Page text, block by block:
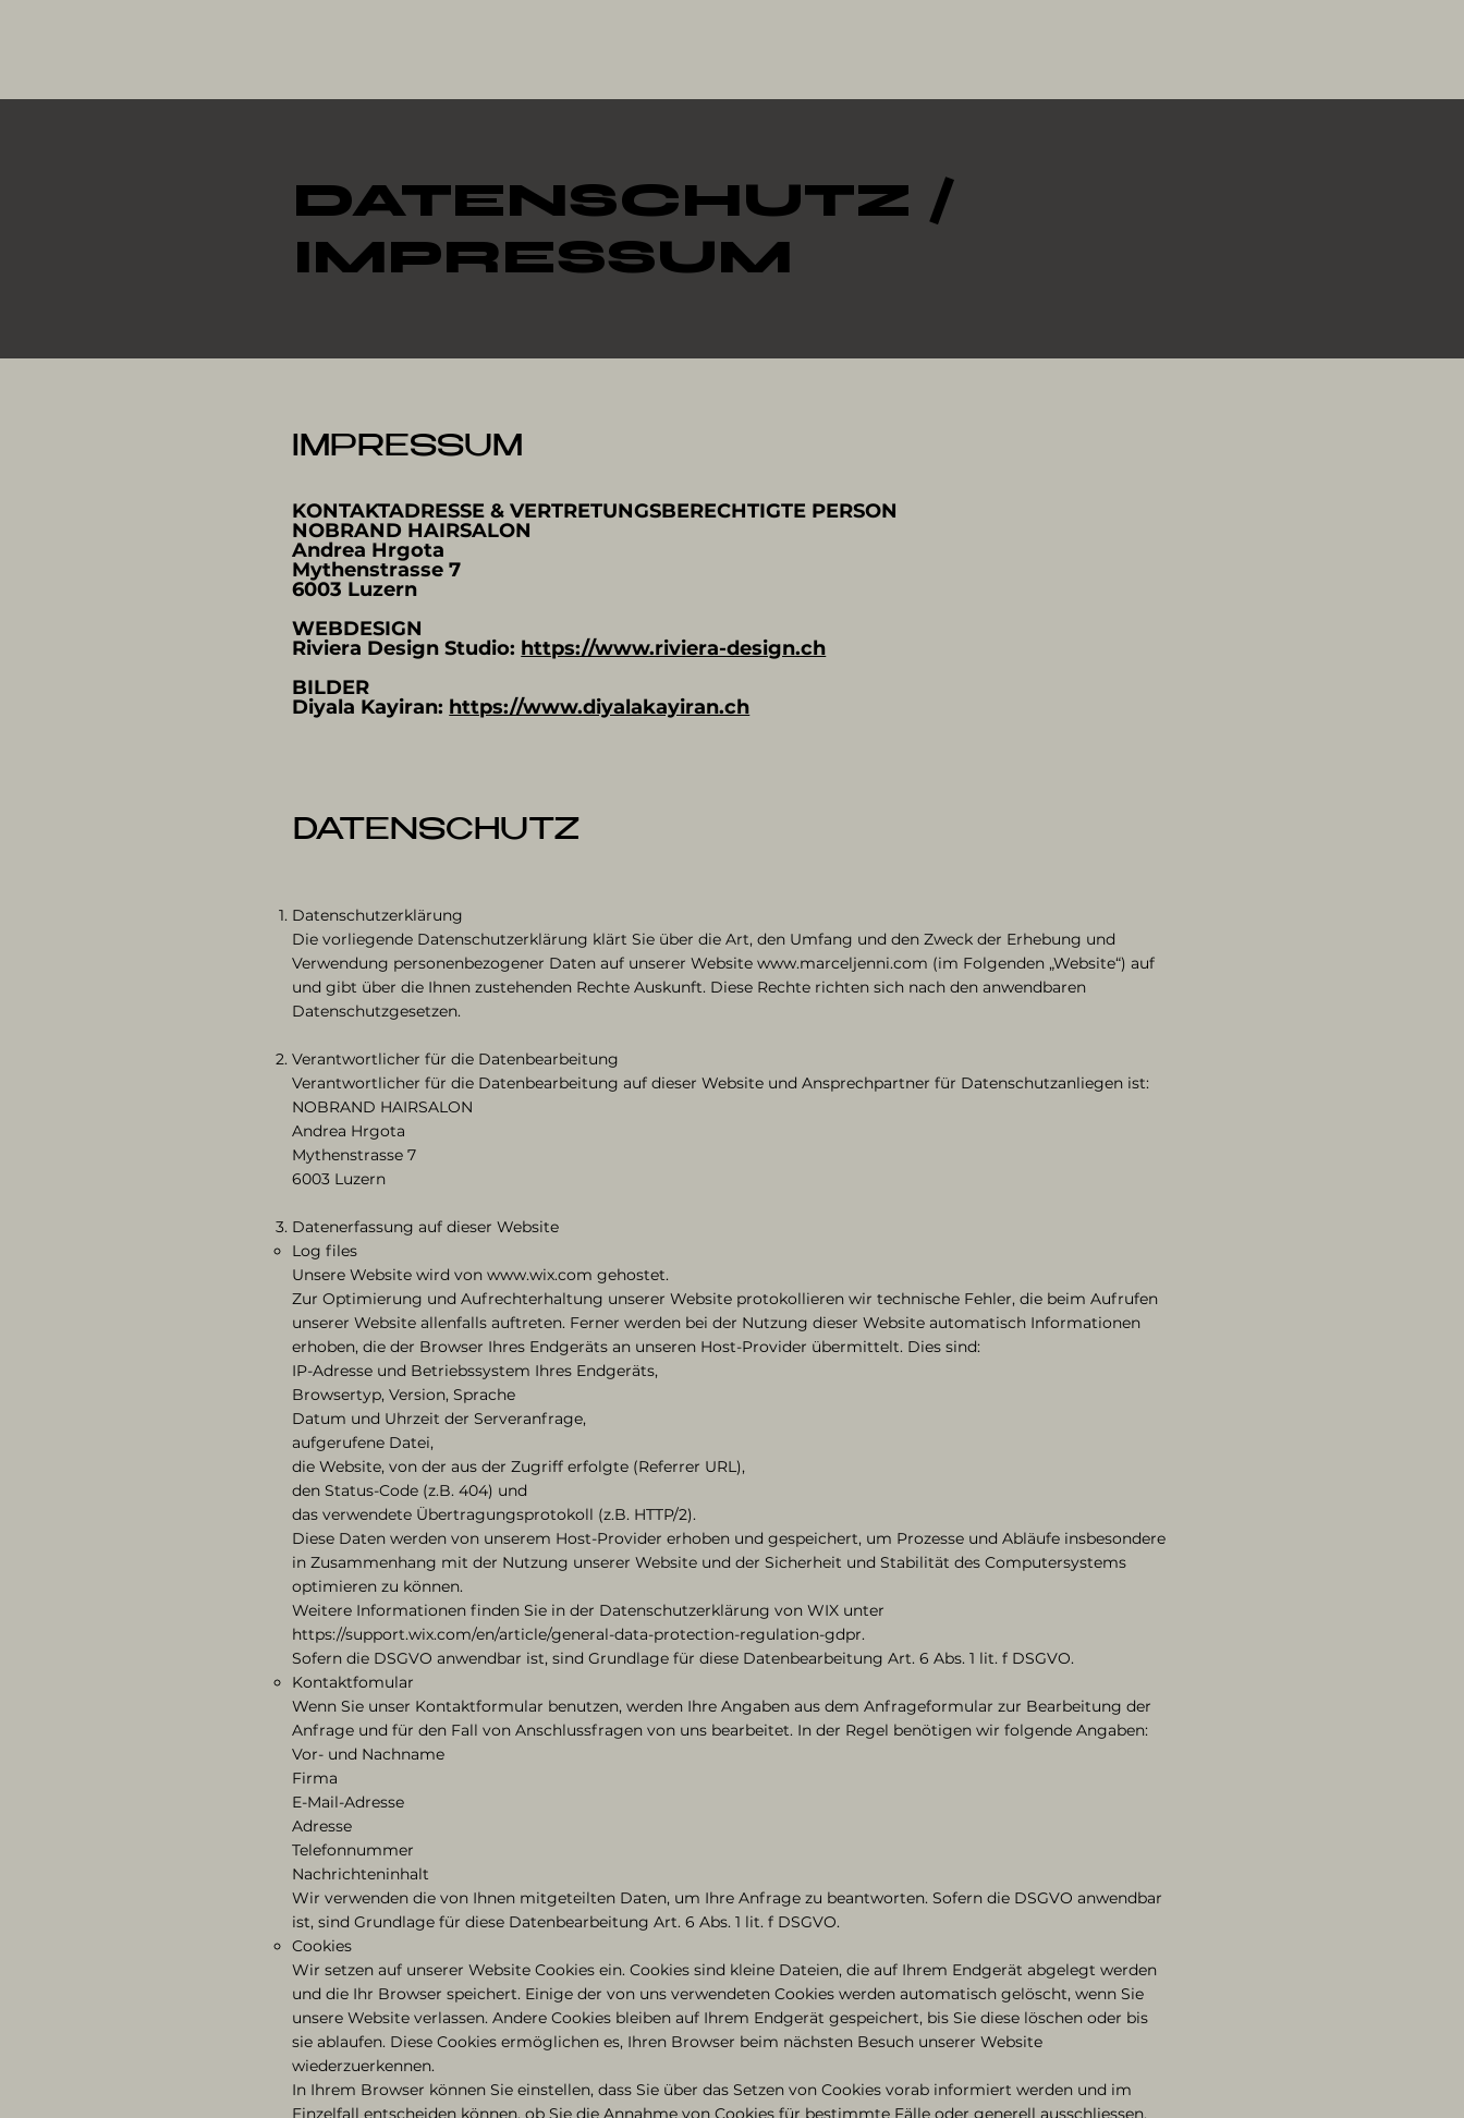
DATENSCHUTZ /
IMPRESSUM
IMPRESSUM
KONTAKTADRESSE & VERTRETUNGSBERECHTIGTE PERSON
NOBRAND HAIRSALON
Andrea Hrgota
Mythenstrasse 7
6003 Luzern
WEBDESIGN
Riviera Design Studio: https://www.riviera-design.ch
BILDER
Diyala Kayiran: https://www.diyalakayiran.ch
DATENSCHUTZ
Datenschutzerklärung
Die vorliegende Datenschutzerklärung klärt Sie über die Art, den Umfang und den Zweck der Erhebung und
Verwendung personenbezogener Daten auf unserer Website www.marceljenni.com (im Folgenden „Website“) auf
und gibt über die Ihnen zustehenden Rechte Auskunft. Diese Rechte richten sich nach den anwendbaren
Datenschutzgesetzen.
Verantwortlicher für die Datenbearbeitung
Verantwortlicher für die Datenbearbeitung auf dieser Website und Ansprechpartner für Datenschutzanliegen ist:
NOBRAND HAIRSALON
Andrea Hrgota
Mythenstrasse 7
6003 Luzern
Datenerfassung auf dieser Website
Log files
Unsere Website wird von www.wix.com gehostet.
Zur Optimierung und Aufrechterhaltung unserer Website protokollieren wir technische Fehler, die beim Aufrufen
unserer Website allenfalls auftreten. Ferner werden bei der Nutzung dieser Website automatisch Informationen
erhoben, die der Browser Ihres Endgeräts an unseren Host-Provider übermittelt. Dies sind:
​IP-Adresse und Betriebssystem Ihres Endgeräts,
Browsertyp, Version, Sprache
Datum und Uhrzeit der Serveranfrage,
aufgerufene Datei,
die Website, von der aus der Zugriff erfolgte (Referrer URL),
den Status-Code (z.B. 404) und
das verwendete Übertragungsprotokoll (z.B. HTTP/2).
Diese Daten werden von unserem Host-Provider erhoben und gespeichert, um Prozesse und Abläufe insbesondere
in Zusammenhang mit der Nutzung unserer Website und der Sicherheit und Stabilität des Computersystems
optimieren zu können.
Weitere Informationen finden Sie in der Datenschutzerklärung von WIX unter
https://support.wix.com/en/article/general-data-protection-regulation-gdpr.
Sofern die DSGVO anwendbar ist, sind Grundlage für diese Datenbearbeitung Art. 6 Abs. 1 lit. f DSGVO.
Kontaktfomular
Wenn Sie unser Kontaktformular benutzen, werden Ihre Angaben aus dem Anfrageformular zur Bearbeitung der
Anfrage und für den Fall von Anschlussfragen von uns bearbeitet. In der Regel benötigen wir folgende Angaben:
Vor- und Nachname
Firma
E-Mail-Adresse
Adresse
Telefonnummer
Nachrichteninhalt
Wir verwenden die von Ihnen mitgeteilten Daten, um Ihre Anfrage zu beantworten. Sofern die DSGVO anwendbar
ist, sind Grundlage für diese Datenbearbeitung Art. 6 Abs. 1 lit. f DSGVO.
Cookies
Wir setzen auf unserer Website Cookies ein. Cookies sind kleine Dateien, die auf Ihrem Endgerät abgelegt werden
und die Ihr Browser speichert. Einige der von uns verwendeten Cookies werden automatisch gelöscht, wenn Sie
unsere Website verlassen. Andere Cookies bleiben auf Ihrem Endgerät gespeichert, bis Sie diese löschen oder bis
sie ablaufen. Diese Cookies ermöglichen es, Ihren Browser beim nächsten Besuch unserer Website
wiederzuerkennen.
In Ihrem Browser können Sie einstellen, dass Sie über das Setzen von Cookies vorab informiert werden und im
Einzelfall entscheiden können, ob Sie die Annahme von Cookies für bestimmte Fälle oder generell ausschliessen,